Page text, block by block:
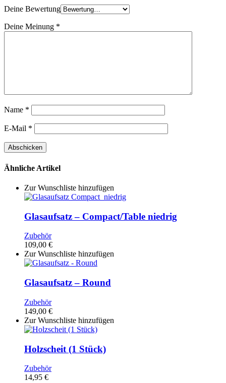
Deine Bewertung
Deine Meinung *
Name *
E-Mail *
Ähnliche Artikel
Zur Wunschliste hinzufügen
Glasaufsatz – Compact/Table niedrig
Zubehör
109,00 €
Zur Wunschliste hinzufügen
Glasaufsatz – Round
Zubehör
149,00 €
Zur Wunschliste hinzufügen
Holzscheit (1 Stück)
Zubehör
14,95 €